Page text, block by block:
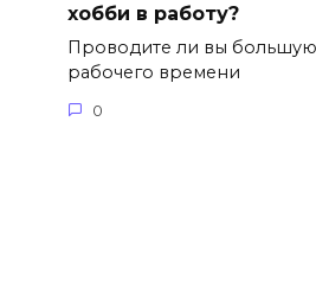
хобби в работу?
Проводите ли вы большую
рабочего времени
0